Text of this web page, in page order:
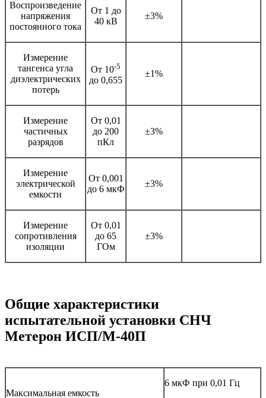
Воспроизведение
напряжения
постоянного тока
От 1 до
40 кВ
±3%
Измерение
тангенса угла
диэлектрических
потерь
От 10-5
до 0,655
±1%
Измерение
частичных
разрядов
От 0,01
до 200
пКл
±3%
Измерение
электрической
емкости
От 0,001
до 6 мкФ
±3%
Измерение
сопротивления
изоляции
От 0,01
до 65
ГОм
±3%
Общие характеристики
испытательной установки СНЧ
Метерон ИСП/М-40П
Максимальная емкость
6 мкФ при 0,01 Гц